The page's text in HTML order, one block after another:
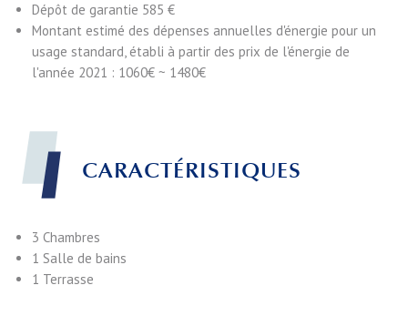
CARACTÉRISTIQUES
3 Chambres
1 Salle de bains
1 Terrasse
Dépôt de garantie 585 €
Montant estimé des dépenses annuelles d'énergie pour un
usage standard, établi à partir des prix de l'énergie de
l'année 2021 : 1060€ ~ 1480€